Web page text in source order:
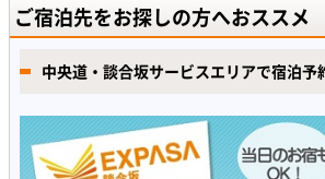
ご宿泊先をお探しの方へおススメ
中央道・談合坂サービスエリアで宿泊予